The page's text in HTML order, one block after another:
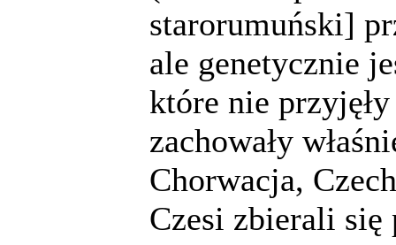
starorumuński]
ale genetycznie
które nie
zachowały
Chorwacja,
Czesi zbierali się